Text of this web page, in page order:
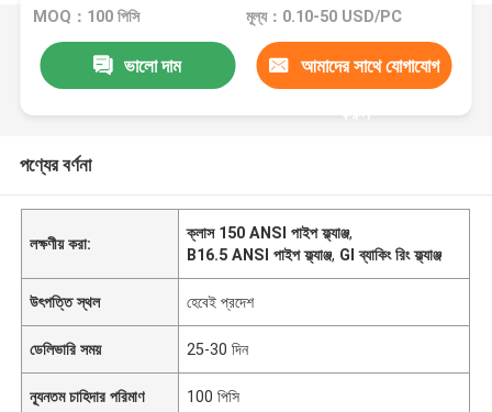
MOQ：100 পিসি মূল্য：0.10-50 USD/PC
ভালো দাম আমাদের সাথে যোগাযোগ
করুন
পণ্যের বর্ণনা
লক্ষণীয় করা:
ক্লাস 150 ANSI পাইপ ফ্ল্যাঞ্জ,
B16.5 ANSI পাইপ ফ্ল্যাঞ্জ, GI ব্যাকিং রিং ফ্ল্যাঞ্জ
উৎপত্তি স্থল হেবেই প্রদেশ
ডেলিভারি সময় 25-30 দিন
ন্যূনতম চাহিদার পরিমাণ 100 পিসি